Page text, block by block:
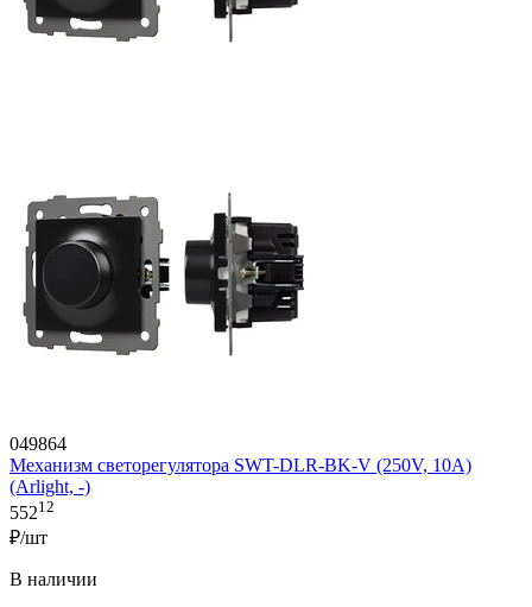
049864
Механизм светорегулятора SWT-DLR-BK-V (250V, 10A)
(Arlight, -)
55212
₽/шт
В наличии